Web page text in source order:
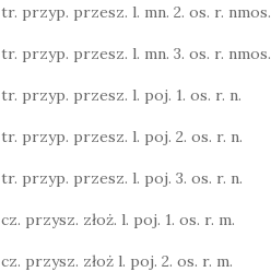
tr. przyp. przesz. l. mn. 2. os. r. nmos.
tr. przyp. przesz. l. mn. 3. os. r. nmos.
tr. przyp. przesz. l. poj. 1. os. r. n.
tr. przyp. przesz. l. poj. 2. os. r. n.
tr. przyp. przesz. l. poj. 3. os. r. n.
cz. przysz. złoż. l. poj. 1. os. r. m.
cz. przysz. złoż l. poj. 2. os. r. m.